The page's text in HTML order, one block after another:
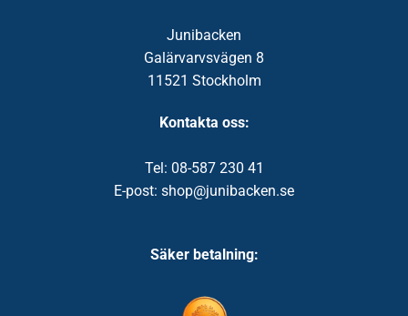
Junibacken
Galärvarvsvägen 8
11521 Stockholm
Kontakta oss:
Tel: 08-587 230 41
E-post: shop@junibacken.se
Säker betalning: